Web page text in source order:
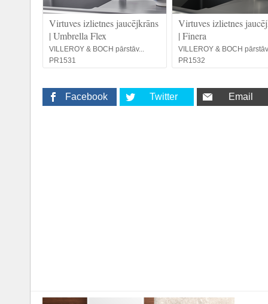
Virtuves izlietnes jaucējkrāns
| Umbrella Flex
VILLEROY & BOCH pārstāv...
PR1531
Virtuves izlietnes
| Finera
VILLEROY & BOCH
PR1532
Facebook Twitter Email